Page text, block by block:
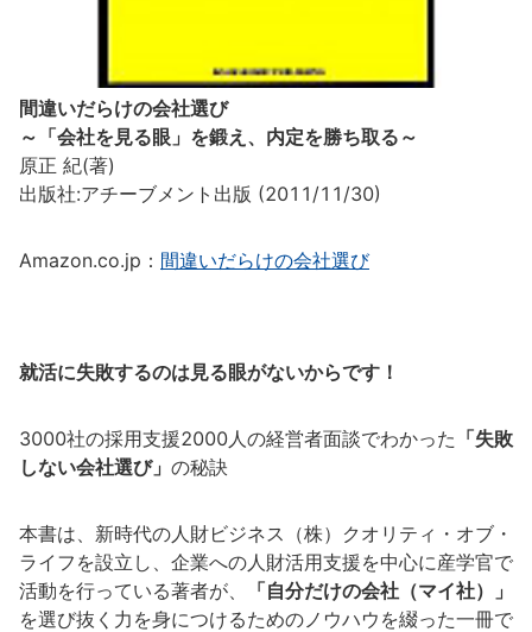
間違いだらけの会社選び
～「会社を見る眼」を鍛え、内定を勝ち取る～
原正 紀(著)
出版社:アチーブメント出版 (2011/11/30)
Amazon.co.jp： 間違いだらけの会社選び
就活に失敗するのは見る眼がないからです！
3000社の採用支援2000人の経営者面談でわかった 「失敗
しない会社選び」 の秘訣
本書は、新時代の人財ビジネス（株）クオリティ・オブ・
ライフを設立し、企業への人財活用支援を中心に産学官で
活動を行っている著者が、
「自分だけの会社（マイ社）」
を選び抜く力を身につけるためのノウハウを綴った一冊で